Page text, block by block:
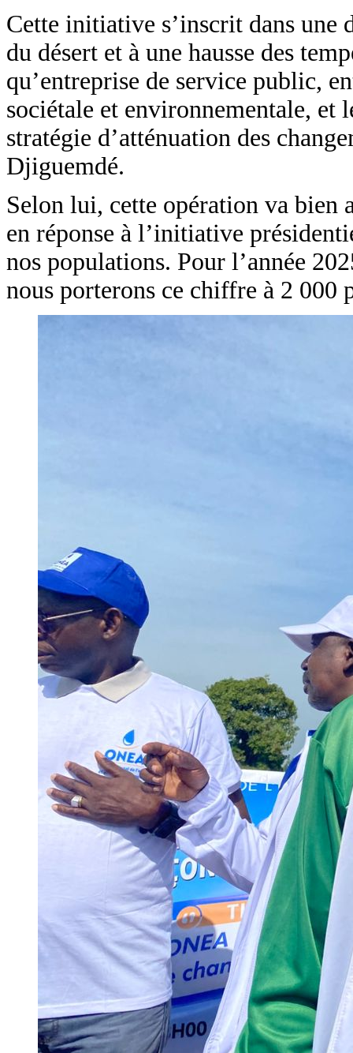
Cette initiative s’inscrit dans une
du désert et à une hausse des
qu’entreprise de service public,
sociétale et environnementale, et
stratégie d’atténuation des
Djiguemdé.
Selon lui, cette opération va bien
en réponse à l’initiative
nos populations. Pour l’année
nous porterons ce chiffre à 2 000